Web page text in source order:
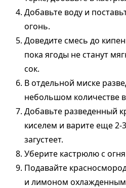
Добавьте воду и
огонь.
Доведите смесь до
пока ягоды не станут
сок.
В отдельной миске
небольшом количестве
Добавьте разведенный
киселем и варите еще 2-
загустеет.
Уберите кастрюлю с
Подавайте
и лимоном